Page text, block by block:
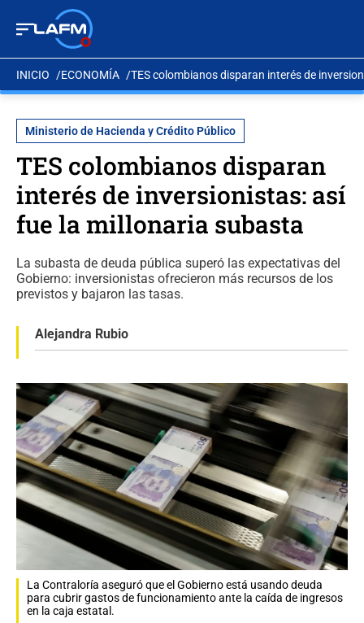
INICIO ECONOMÍA TES colombianos disparan interés de
Ministerio de Hacienda y Crédito Público
TES colombianos disparan
interés de inversionistas: así
fue la millonaria subasta
La subasta de deuda pública superó las expectativas del
Gobierno: inversionistas ofrecieron más recursos de los
previstos y bajaron las tasas.
Alejandra Rubio
La Contraloría aseguró que el Gobierno está usando deuda
para cubrir gastos de funcionamiento ante la caída de ingresos
en la caja estatal.